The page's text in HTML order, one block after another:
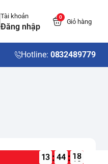
Tài khoản
Đăng nhập
0
Giỏ hàng
Hotline: 0832489779
13 : :